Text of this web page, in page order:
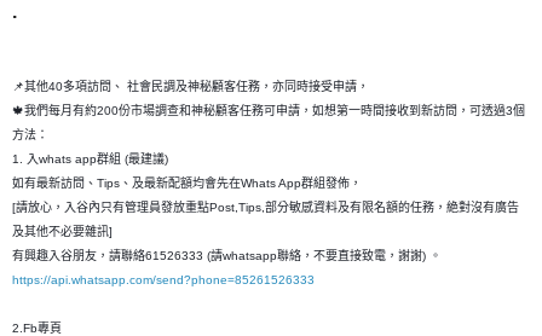
.
📌其他40多項訪問、 社會民調及神秘顧客任務，亦同時接受申請，
🍁我們每月有約200份市場調查和神秘顧客任務可申請，如想第一時間接收到新訪問，可透過3個
方法：
1. 入whats app群組 (最建議)
如有最新訪問、Tips、及最新配額均會先在Whats App群組發佈，
[請放心，入谷內只有管理員發放重點Post,Tips,部分敏感資料及有限名額的任務，絶對沒有廣告
及其他不必要雜訊]
有興趣入谷朋友，請聯絡61526333 (請whatsapp聯絡，不要直接致電，謝謝) 。
https://api.whatsapp.com/send?phone=85261526333
2.Fb專頁